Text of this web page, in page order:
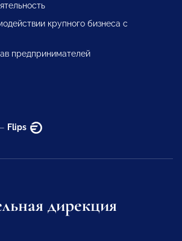
крупного бизнеса с
предпринимателей
Flips
дирекция